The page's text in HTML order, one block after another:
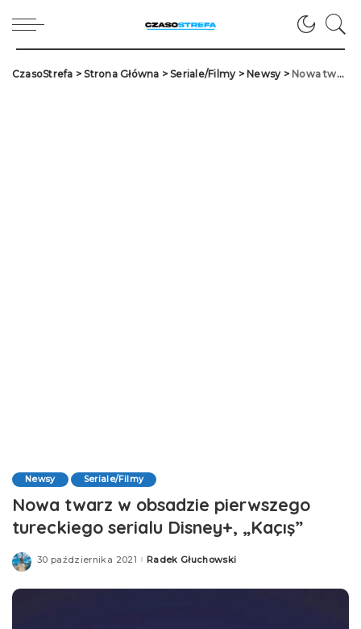
CzasoStrefa >Strona Główna >Seriale/Filmy> Newsy> Nowa twarz w obsadzie pierwszego tureckiego serialu Disney+, „Kaçış”
Newsy Seriale/Filmy
Nowa twarz w obsadzie pierwszego
tureckiego serialu Disney+, „Kaçış”
30 października 2021Posted
Radek Głuchowski